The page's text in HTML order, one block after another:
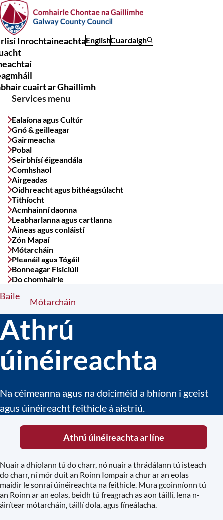
Skip
to
main
content
InrochtaineachtaEnglishCuardaigh
Main
navigation
cuairt ar Ghaillimh
Services menu
Ealaíona agus Cultúr
Gnó & geilleagar
Gairmeacha
Pobal
Seirbhísí éigeandála
Comhshaol
Airgeadas
Oidhreacht agus bithéagsúlacht
Tithíocht
Acmhainní daonna
Leabharlanna agus cartlanna
Áineas agus conláistí
Zón Mapaí
Mótarcháin
Pleanáil agus Tógáil
Bonneagar Fisiciúil
Do chomhairle
Breadcrumbs
Baile
Mótarcháin
Athrú
úinéireachta
Na céimeanna agus na doiciméid a bhíonn i gceist
agus úinéireacht feithicle á aistriú.
Athrú úinéireachta ar líne
Nuair a dhíolann tú do charr, nó nuair a thrádálann tú isteach
do charr, ní mór duit an Roinn Iompair a chur ar an eolas
maidir le sonraí úinéireachta na feithicle. Mura gcoinníonn tú
an Roinn ar an eolas, beidh tú freagrach as aon táillí, lena n-
áirítear mótarcháin, táillí dola, agus fíneálacha.